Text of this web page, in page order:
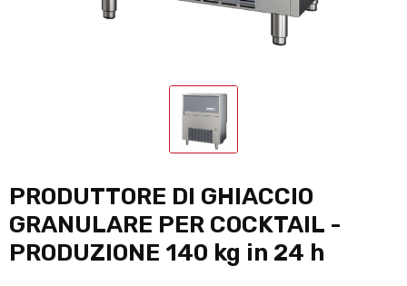
PRODUTTORE DI GHIACCIO
GRANULARE PER COCKTAIL -
PRODUZIONE 140 kg in 24 h